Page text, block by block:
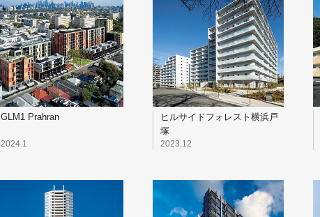
GLM1 Prahran
2024.1
ヒルサイドフォレスト横浜戸
塚
2023.12